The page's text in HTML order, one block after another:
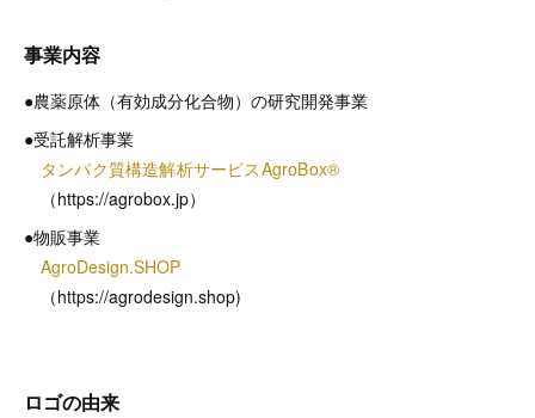
事業内容
●農薬原体（有効成分化合物）の研究開発事業
●受託解析事業
タンパク質構造解析サービスAgroBox®
（https://agrobox.jp）
●物販事業
AgroDesign.SHOP
（https://agrodesign.shop)
ロゴの由来